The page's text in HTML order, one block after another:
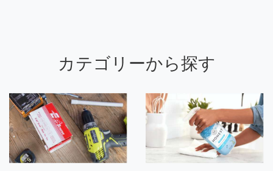
カテゴリーから探す